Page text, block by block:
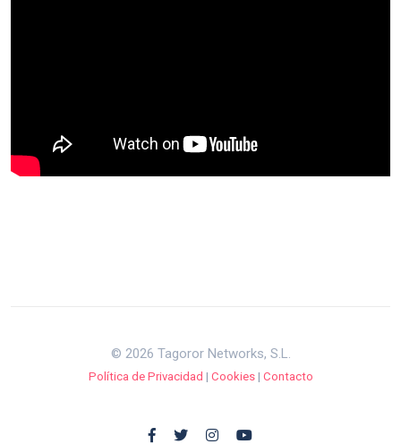
© 2026 Tagoror Networks, S.L.
Política de Privacidad | Cookies| Contacto